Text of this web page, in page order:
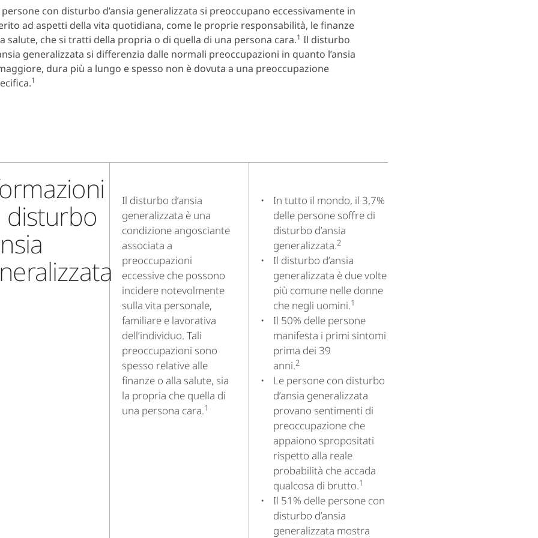
persone con disturbo d’ansia generalizzata si preoccupano eccessivamente in
ad aspetti della vita quotidiana, come le proprie responsabilità, le finanze
salute, che si tratti della propria o di quella di una persona cara.1 Il disturbo
generalizzata si differenzia dalle normali preoccupazioni in quanto l’ansia
dura più a lungo e spesso non è dovuta a una preoccupazione
1
disturbo
Il disturbo d’ansia
generalizzata è una
condizione angosciante
associata a
preoccupazioni
eccessive che possono
incidere notevolmente
sulla vita personale,
familiare e lavorativa
dell’individuo. Tali
preoccupazioni sono
spesso relative alle
finanze o alla salute, sia
la propria che quella di
una persona cara.1
In tutto il mondo, il 3,7%
delle persone soffre di
disturbo d’ansia
generalizzata.2
Il disturbo d’ansia
generalizzata è due volte
più comune nelle donne
che negli uomini.1
Il 50% delle persone
manifesta i primi sintomi
prima dei 39
anni.2
Le persone con disturbo
d’ansia generalizzata
provano sentimenti di
preoccupazione che
appaiono spropositati
rispetto alla reale
probabilità che accada
qualcosa di brutto.1
Il 51% delle persone con
disturbo d’ansia
generalizzata mostra